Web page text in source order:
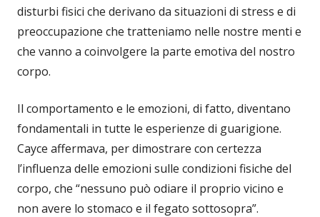
disturbi fisici che derivano da situazioni di stress e di
preoccupazione che tratteniamo nelle nostre menti e
che vanno a coinvolgere la parte emotiva del nostro
corpo.
Il comportamento e le emozioni, di fatto, diventano
fondamentali in tutte le esperienze di guarigione.
Cayce affermava, per dimostrare con certezza
l’influenza delle emozioni sulle condizioni fisiche del
corpo, che “nessuno può odiare il proprio vicino e
non avere lo stomaco e il fegato sottosopra”.